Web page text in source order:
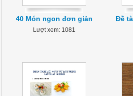
40 Món ngon đơn giản
Lượt xem: 1081
Đề